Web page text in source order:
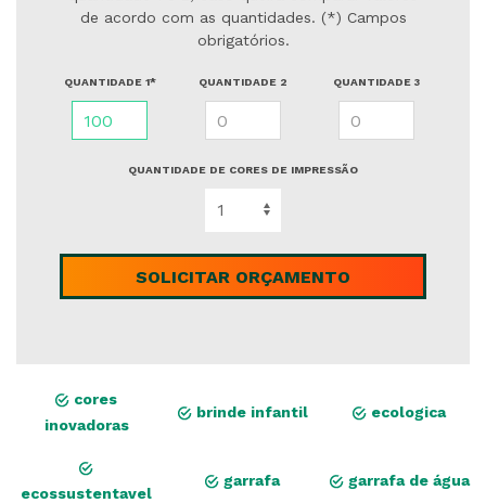
de acordo com as quantidades. (*) Campos
obrigatórios.
QUANTIDADE 1* QUANTIDADE 2 QUANTIDADE 3
QUANTIDADE DE CORES DE IMPRESSÃO
SOLICITAR ORÇAMENTO
cores
inovadoras
brinde infantil ecologica
ecossustentavel
garrafa garrafa de água